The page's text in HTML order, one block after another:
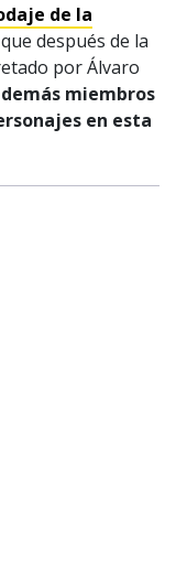
de la
después de la
por Álvaro
miembros
en esta